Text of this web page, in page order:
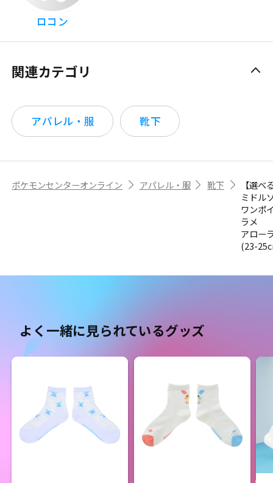
ロコン
関連カテゴリ
アパレル・服 靴下
ポケモンセンターオンライン アパレル・服 靴下
【選べ
ミドル
ワンポ
ラメ
アロー
(23-
よく一緒に見られているグッズ